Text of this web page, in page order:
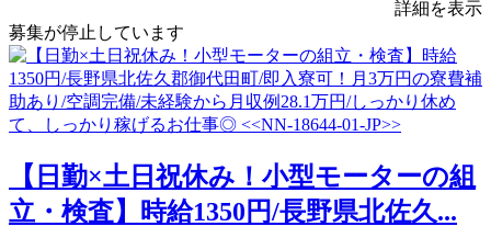
詳細を表示
募集が停止しています
【日勤×土日祝休み！小型モーターの組
立・検査】時給1350円/長野県北佐久...